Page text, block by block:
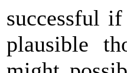
successful
plausible